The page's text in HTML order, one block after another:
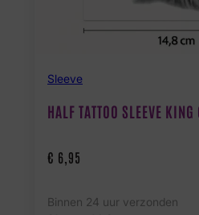
Sleeve
HALF TATTOO SLEEVE
€ 6,95
Binnen 24 uur verzonden